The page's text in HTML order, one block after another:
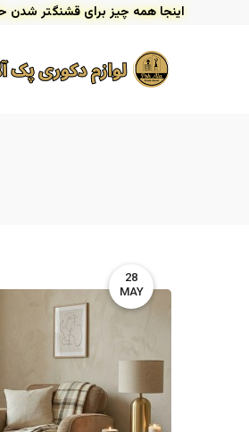
اینجا همه چیز برای قشنگتر
28
MAY